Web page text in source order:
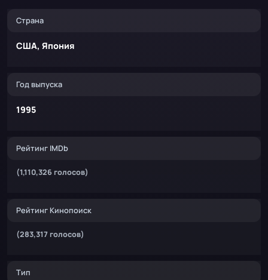
Страна
США, Япония
Год выпуска
1995
Рейтинг IMDb
(1,110,326 голосов)
Рейтинг Кинопоиск
(283,317 голосов)
Тип